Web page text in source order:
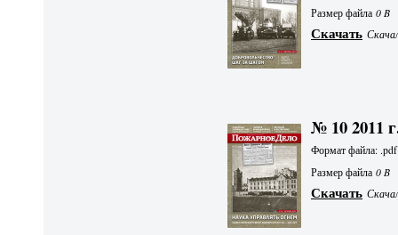
Размер файла0 B
Скачать
№ 10 2011
Формат файла: .pdf
Размер файла0 B
Скачать